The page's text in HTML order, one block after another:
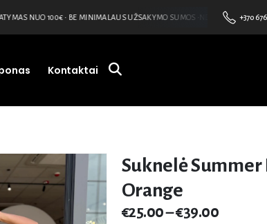
NUO 100€ • BE MINIMALAUS UŽSAKYMO SUMOS •NEMOKAMAS +370
Kontaktai
Suknelė Summer
Orange
€25.00–€39.00